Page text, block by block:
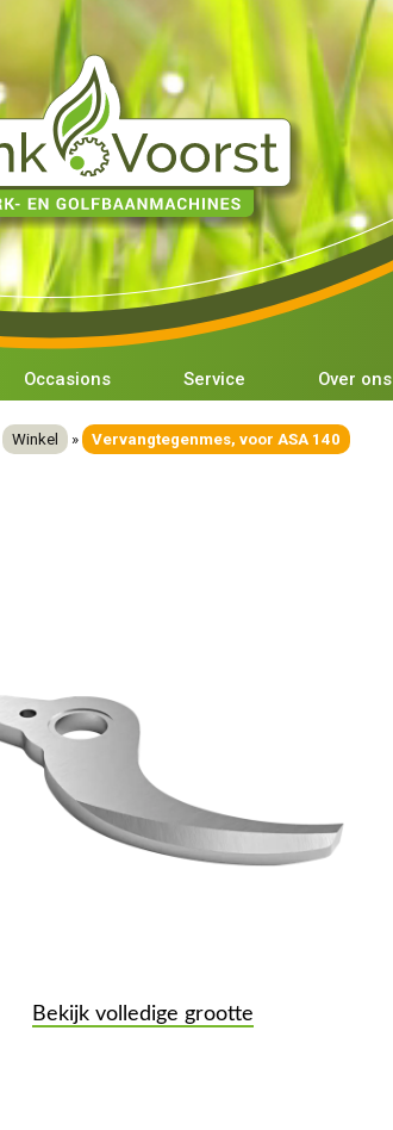
Occasions Service Over ons
Winkel » Vervangtegenmes, voor ASA 140
Bekijk volledige grootte